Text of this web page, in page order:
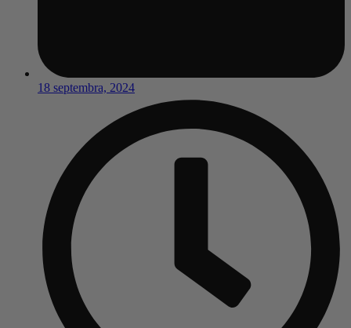
18 septembra, 2024